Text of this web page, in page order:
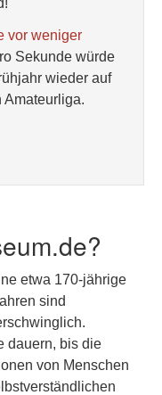
vor weniger
Sekunde würde
wieder auf
Amateurliga.
etwa 170-jährige
sind
dauern, bis die
von Menschen